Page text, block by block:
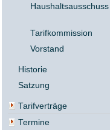
Haushaltsausschuss
Tarifkommission
Vorstand
Historie
Satzung
Tarifverträge
Termine